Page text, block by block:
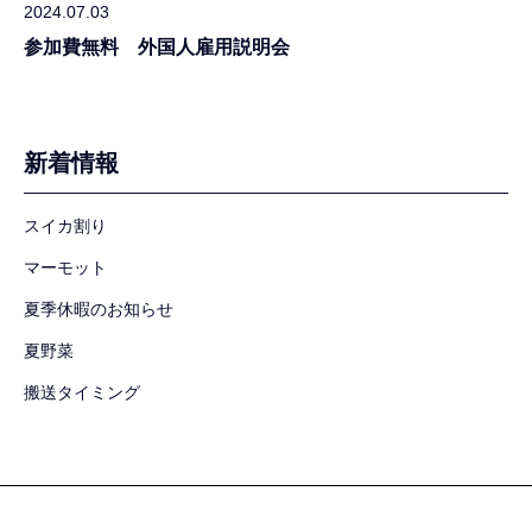
2024.07.03
参加費無料 外国人雇用説明会
新着情報
スイカ割り
マーモット
夏季休暇のお知らせ
夏野菜
搬送タイミング